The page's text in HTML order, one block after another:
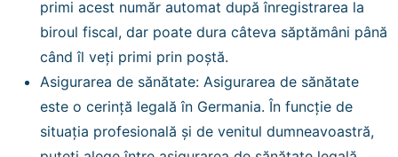
primi acest număr automat după înregistrarea la
biroul fiscal, dar poate dura câteva săptămâni până
când îl veți primi prin poștă.
Asigurarea de sănătate: Asigurarea de sănătate
este o cerință legală în Germania. În funcție de
situația profesională și de venitul dumneavoastră,